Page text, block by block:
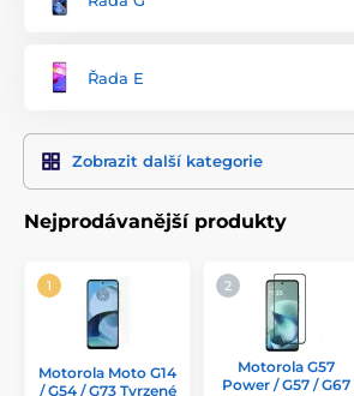
Řada E
Zobrazit další kategorie
Nejprodávanější produkty
Motorola Moto G14
/ G54 / G73 Tvrzené
Motorola G57
Power / G57 / G67